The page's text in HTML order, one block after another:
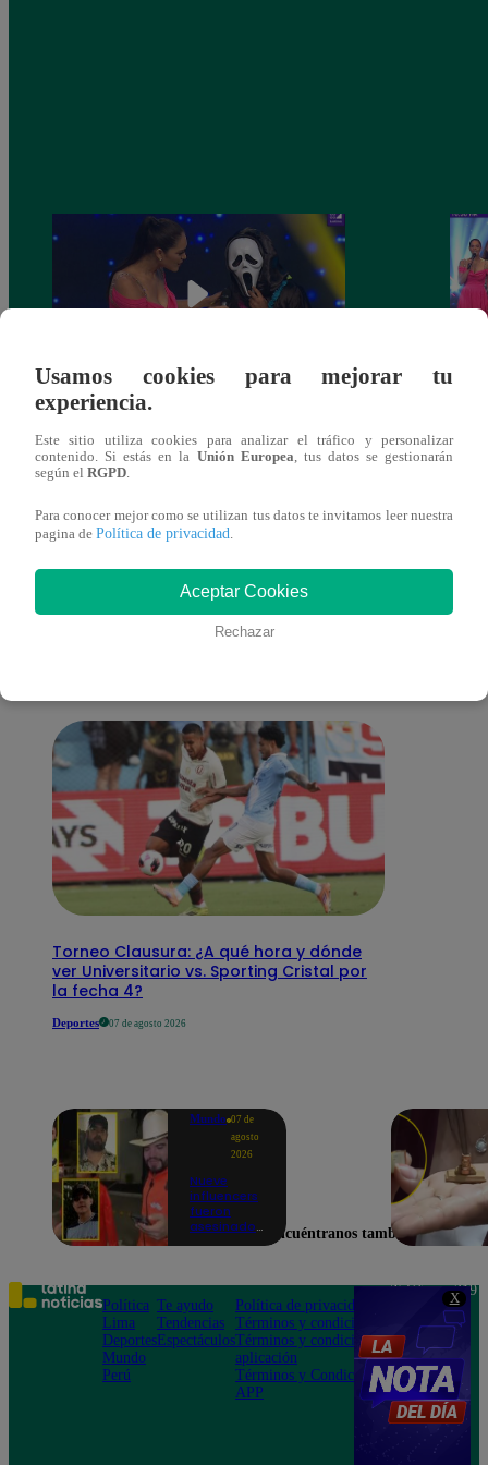
X
Yo Soy 30 de noviembre del 2018 –
Programa completo
gala
También te puede
interesar
Torneo Clausura: ¿A qué hora y dónde
ver Universitario vs. Sporting Cristal por
la fecha 4?
Deportes 07 de agosto 2026
Mundo 07 de
agosto
2026
Nueve
influencers
fueron
asesinados
el Cártel de
Sinaloa
Usamos cookies para mejorar tu
experiencia.
Este sitio utiliza cookies para analizar el tráfico y personalizar
contenido. Si estás en la Unión Europea , tus datos se gestionarán
según el RGPD
Para conocer mejor como se utilizan tus datos te invitamos leer nuestra
pagina de Política de privacidad
Aceptar Cookies
Rechazar
Encuéntranos también en
Política
Lima
Deportes
Mundo
Perú
Te ayudo
Tendencias
Espectáculos
Política de privacidad
Términos y condiciones
Términos y condiciones
aplicación
Términos y Condiciones
APP
Teléfono: 219
Av. San
Felipe 968
Jesús María